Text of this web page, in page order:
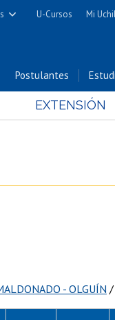
Físicas y Matemáticas
y Farmacéuticas
U-Cursos Mi
Postulantes
EXTENSIÓN
- OLGUÍN /